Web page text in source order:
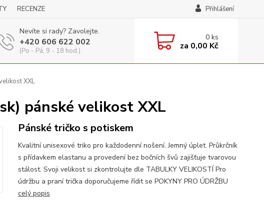
RECENZE Přihlášení
Nevíte si rady? Zavolejte.
+420 606 622 002
(Po - Pá, 9 - 18 hod.)
0ks
za 0,00 Kč
XXL
pánské velikost XXL
Pánské tričko s potiskem
Kvalitní unisexové triko pro každodenní nošení. Jemný úplet. Průkrčník
s přídavkem elastanu a provedení bez bočních švů zajišťuje tvarovou
stálost. Svoji velikost si zkontrolujte dle TABULKY VELIKOSTÍ Pro
údržbu a praní trička doporučujeme řídit se POKYNY PRO ÚDRŽBU
celý popis